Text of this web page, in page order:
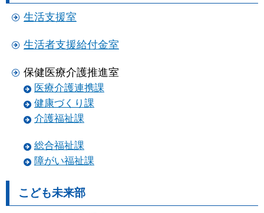
生活支援室
生活者支援給付金室
保健医療介護推進室
医療介護連携課
健康づくり課
介護福祉課
総合福祉課
障がい福祉課
こども未来部